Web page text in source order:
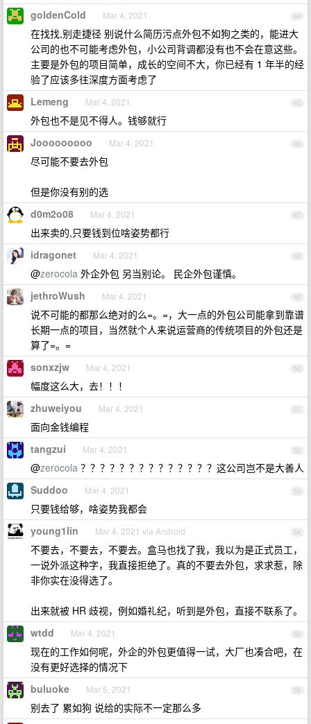
44
goldenCold Mar 4, 2021
在找找,别走捷径 别说什么简历污点外包不如狗之类的，能进大
公司的也不可能考虑外包，小公司背调都没有也不会在意这些。
主要是外包的项目简单，成长的空间不大，你已经有 1 年半的经
验了应该多往深度方面考虑了
45
Lemeng Mar 4, 2021
外包也不是见不得人。钱够就行
46
Jooooooooo Mar 4, 2021
尽可能不要去外包
但是你没有别的选
47
d0m2o08 Mar 4, 2021
出来卖的,只要钱到位啥姿势都行
48
idragonet Mar 4, 2021
@zerocola 外企外包 另当别论。 民企外包谨慎。
49
jethroWush Mar 4, 2021
说不可能的都那么绝对的么=。=，大一点的外包公司能拿到靠谱
长期一点的项目，当然就个人来说运营商的传统项目的外包还是
算了=。=
50
sonxzjw Mar 4, 2021
幅度这么大，去！！！
51
zhuweiyou Mar 4, 2021
面向金钱编程
52
tangzui Mar 4, 2021
@zerocola ？？？？？？？？？？？？？？这公司岂不是大善人
53
Suddoo Mar 4, 2021
只要钱给够，啥姿势我都会
54
young1lin Mar 4, 2021 via Android
不要去，不要去，不要去。盒马也找了我，我以为是正式员工，
一说外派这种字，我直接拒绝了。真的不要去外包，求求惹，除
非你实在没得选了。
出来就被 HR 歧视，例如婚礼纪，听到是外包，直接不联系了。
55
wtdd Mar 4, 2021
现在的工作如何呢，外企的外包更值得一试，大厂也凑合吧，在
没有更好选择的情况下
56
buluoke Mar 5, 2021
别去了 累如狗 说给的实际不一定那么多